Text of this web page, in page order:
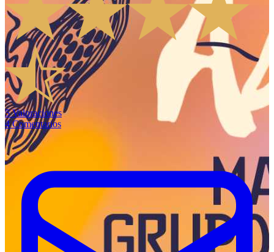
5 Valoraciones
4 Comentarios